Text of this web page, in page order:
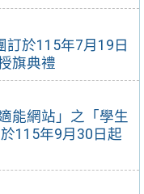
訂於115年7月19日
旗典禮
能網站」之「學生
115年9月30日起